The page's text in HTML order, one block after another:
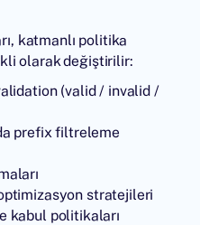
katmanlı politika
olarak değiştirilir:
(valid / invalid /
prefix filtreleme
stratejileri
kabul politikaları